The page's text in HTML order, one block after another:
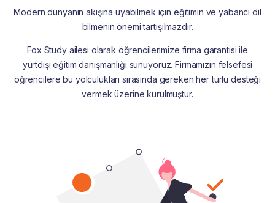
Modern dünyanın akışına uyabilmek için eğitimin ve yabancı dil
bilmenin önemi tartışılmazdır.
Fox Study ailesi olarak öğrencilerimize firma garantisi ile
yurtdışı eğitim danışmanlığı sunuyoruz. Firmamızın felsefesi
öğrencilere bu yolculukları sırasında gereken her türlü desteği
vermek üzerine kurulmuştur.